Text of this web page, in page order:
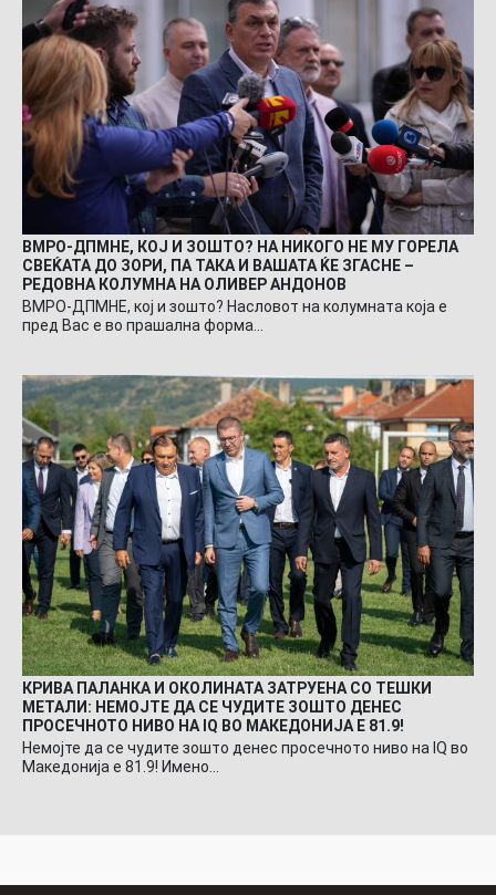
ВМРО-ДПМНЕ, КОЈ И ЗОШТО? НА НИКОГО НЕ МУ ГОРЕЛА
СВЕЌАТА ДО ЗОРИ, ПА ТАКА И ВАШАТА ЌЕ ЗГАСНЕ –
РЕДОВНА КОЛУМНА НА ОЛИВЕР АНДОНОВ
ВМРО-ДПМНЕ, кој и зошто? Насловот на колумната која е
пред Вас е во прашална форма…
КРИВА ПАЛАНКА И ОКОЛИНАТА ЗАТРУЕНА СО ТЕШКИ
МЕТАЛИ: НЕМОЈТЕ ДА СЕ ЧУДИТЕ ЗОШТО ДЕНЕС
ПРОСЕЧНОТО НИВО НА IQ ВО МАКЕДОНИЈА Е 81.9!
Немојте да се чудите зошто денес просечното ниво на IQ во
Македонија е 81.9! Имено…